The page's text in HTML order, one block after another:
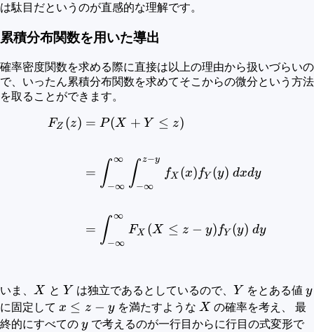
は駄目だというのが直感的な理解です。
累積分布関数を用いた導出
確率密度関数を求める際に直接は以上の理由から扱いづらいの
で、いったん累積分布関数を求めてそこからの微分という方法
を取ることができます。
\begin{aligned}
FZ (z) = P(X + Y ≤ z)
= ∫−∞
∞ ∫−∞
z−y
fX (x) fY (y) dxdy
= ∫−∞
∞
FX (X ≤ z − y) fY (y) dy
いま、 X
X と Y
Y は独立であるとしているので、 Y
Y をとある値y
y
に固定して x\leq
z-y
x ≤ z − yを満たすような X
X の確率を考え、 最
終的にすべての y
yで考えるのが一行目からに行目の式変形で